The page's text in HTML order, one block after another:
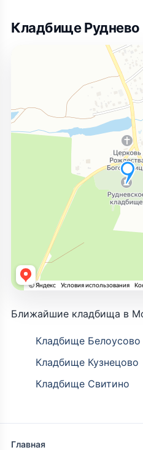
Кладбище Руднево
Ближайшие кладбища в
Кладбище Белоусово
Кладбище Кузнецово
Кладбище Свитино
Главная